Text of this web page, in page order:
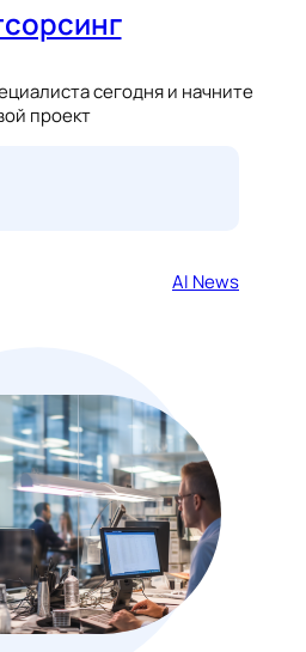
сегодня и начните
проект
AI News